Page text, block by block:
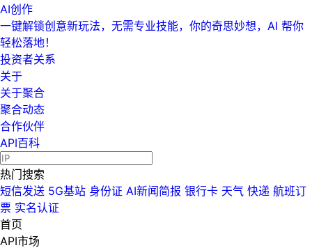
AI创作
一键解锁创意新玩法，无需专业技能，你的奇思妙想，AI 帮你
轻松落地！
投资者关系
关于
关于聚合
聚合动态
合作伙伴
API百科
热门搜索
短信发送 5G基站 身份证 AI新闻简报 银行卡 天气 快递 航班订
票 实名认证
首页
API市场